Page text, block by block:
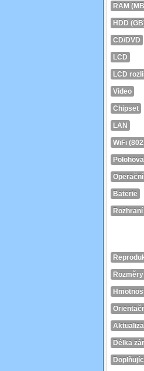
RAM
HDD
CD/DVD
LCD
LCD
Video
Chipset
LAN
WiFi
Baterie
Rozhraní
Rozměry
Délka